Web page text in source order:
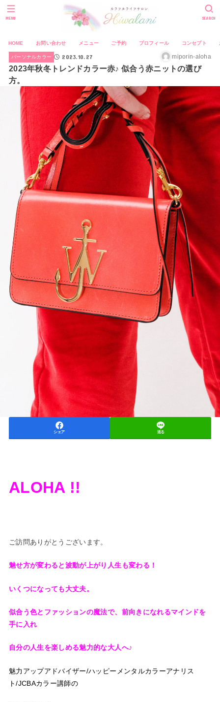
HOME お問い合わせ メニュー ご予約 プロフィール コンセプト
SEARCH
MENU
パーソナルカラー 2023.10.27 miporin-aloha
2023年秋冬トレンドカラー赤♪ 似合う赤ニットの選び
方。
シェア 送る
ALOHA !!
ご訪問ありがとうございます。
魅せ方が変わると波動が上がり人生も変わる！
いくつになっても大丈夫。
似合う色とファッションの魔法で、前向きになれるマインドを
手に入れ
自分の人生を楽しめる魅力的な大人へ♪
魅力アップアドバイザー/ハッピーメンタルカラーアナリス
ト/JCBAカラー講師の